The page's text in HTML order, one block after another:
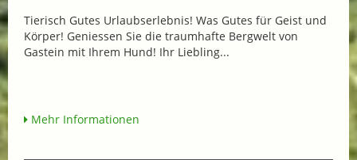
Tierisch Gutes Urlaubserlebnis! Was Gutes für Geist und
Körper! Geniessen Sie die traumhafte Bergwelt von
Gastein mit Ihrem Hund! Ihr Liebling...
Mehr Informationen